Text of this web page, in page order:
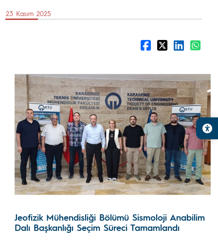
23 Kasım 2025
Jeofizik Mühendisliği Bölümü Sismoloji Anabilim
Dalı Başkanlığı Seçim Süreci Tamamlandı